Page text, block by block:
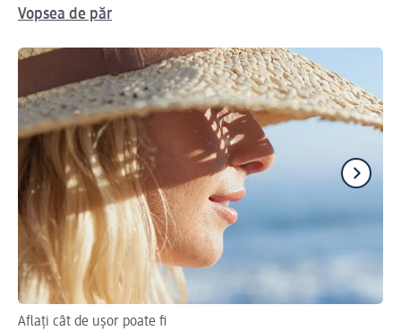
Vopsea de păr
Aflați cât de ușor poate fi